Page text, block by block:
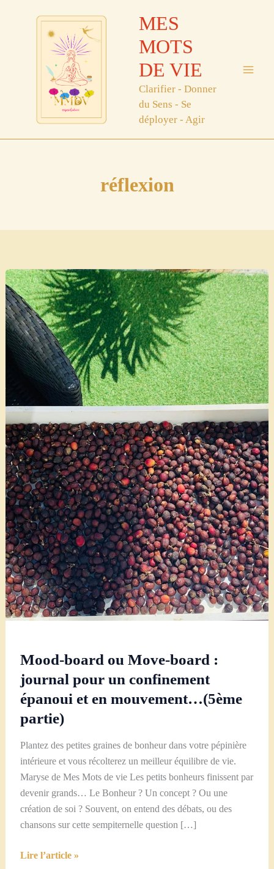
MES
MOTS
DE VIE
Clarifier - Donner
du Sens - Se
déployer - Agir
réflexion
Mood-board ou Move-board :
journal pour un confinement
épanoui et en mouvement…(5ème
partie)
Plantez des petites graines de bonheur dans votre pépinière
intérieure et vous récolterez un meilleur équilibre de vie.
Maryse de Mes Mots de vie Les petits bonheurs finissent par
devenir grands… Le Bonheur ? Un concept ? Ou une
création de soi ? Souvent, on entend des débats, ou des
chansons sur cette sempiternelle question […]
Mood-
Lire l’article »